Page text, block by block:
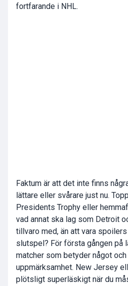
fortfarande i NHL.
Faktum är att det inte finns
lättare eller svårare just nu.
Presidents Trophy eller
vad annat ska lag som Detroit
tillvaro med, än att vara
slutspel? För första gången på
matcher som betyder något
uppmärksamhet. New Jersey
plötsligt superläskigt när du